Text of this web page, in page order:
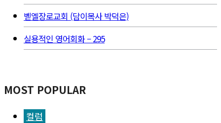
벧엘장로교회 (담이목사 박덕은)
실용적인 영어회화 – 295
MOST POPULAR
컬럼